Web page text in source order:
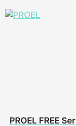
PROEL FREE